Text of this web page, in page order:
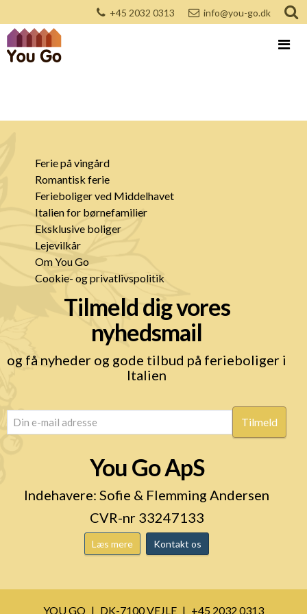
+45 2032 0313 info@you-go.dk
Ferie på vingård
Romantisk ferie
Ferieboliger ved Middelhavet
Italien for børnefamilier
Eksklusive boliger
Lejevilkår
Om You Go
Cookie- og privatlivspolitik
Tilmeld dig vores
nyhedsmail
og få nyheder og gode tilbud på ferieboliger i
Italien
(Påkrævet)
You Go ApS
Indehavere: Sofie & Flemming Andersen
CVR-nr 33247133
Læs mere Kontakt os
YOU GO DK-7100 VEJLE +45 2032 0313